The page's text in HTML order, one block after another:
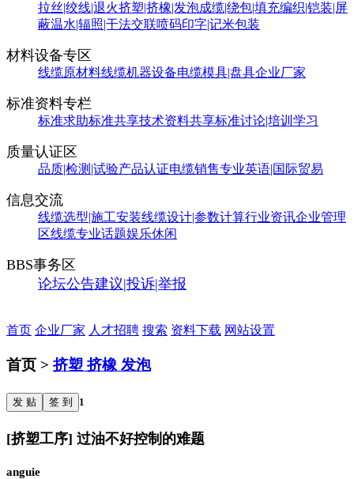
拉丝|绞线|退火挤塑|挤橡|发泡成缆|绕包|填充编织|铠装|屏
蔽温水|辐照|干法交联喷码印字|记米包装
材料设备专区
线缆原材料线缆机器设备电缆模具|盘具企业厂家
标准资料专栏
标准求助标准共享技术资料共享标准讨论|培训学习
质量认证区
品质|检测|试验产品认证电缆销售专业英语|国际贸易
信息交流
线缆选型|施工安装线缆设计|参数计算行业资讯企业管理
区线缆专业话题娱乐休闲
BBS事务区
论坛公告建议|投诉|举报
首页 企业厂家 人才招聘 搜索 资料下载 网站设置
首页 > 挤塑 挤橡 发泡
发 贴 签 到 1
[挤塑工序] 过油不好控制的难题
anguie